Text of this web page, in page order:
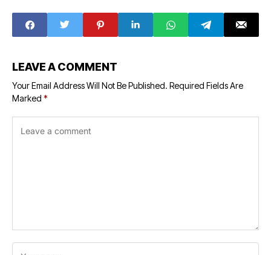
LEAVE A COMMENT
Your Email Address Will Not Be Published. Required Fields Are
Marked *